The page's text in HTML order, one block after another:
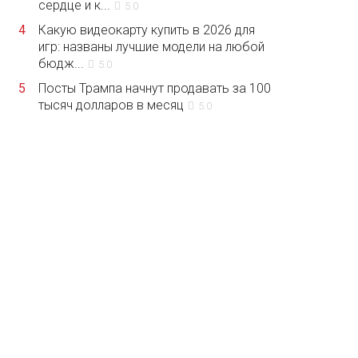
сердце и к... 5.0
4
Какую видеокарту купить в 2026 для
игр: названы лучшие модели на любой
бюдж...
5.0
5
Посты Трампа начнут продавать за 100
тысяч долларов в месяц
5.0